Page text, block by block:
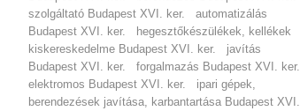
szolgáltató Budapest XVI. ker.
automatizálás
Budapest XVI. ker.
hegesztőkészülékek, kellékek
kiskereskedelme Budapest XVI. ker.
javítás
Budapest XVI. ker.
forgalmazás Budapest XVI. ker.
elektromos Budapest XVI. ker.
ipari gépek,
berendezések javítása, karbantartása Budapest XVI.